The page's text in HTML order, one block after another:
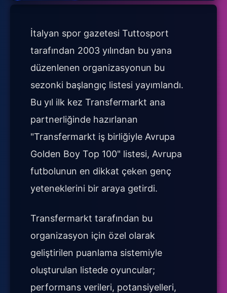
İtalyan spor gazetesi Tuttosport
tarafından 2003 yılından bu yana
düzenlenen organizasyonun bu
sezonki başlangıç listesi yayımlandı.
Bu yıl ilk kez Transfermarkt ana
partnerliğinde hazırlanan
"Transfermarkt iş birliğiyle Avrupa
Golden Boy Top 100" listesi, Avrupa
futbolunun en dikkat çeken genç
yeteneklerini bir araya getirdi.
Transfermarkt tarafından bu
organizasyon için özel olarak
geliştirilen puanlama sistemiyle
oluşturulan listede oyuncular;
performans verileri, potansiyelleri,